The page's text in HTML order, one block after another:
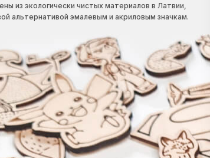
из экологически чистых материалов в Латвии,
альтернативой эмалевым и акриловым значкам.